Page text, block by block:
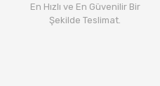
En Hızlı ve En Güvenilir Bir
Şekilde Teslimat.